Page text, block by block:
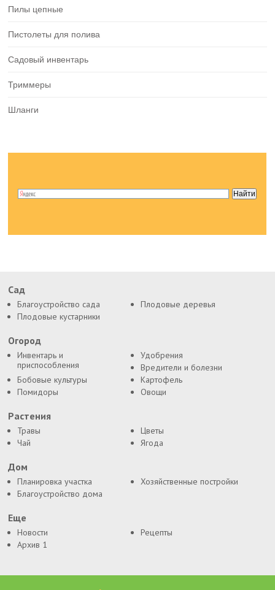
Пилы цепные
Пистолеты для полива
Садовый инвентарь
Триммеры
Шланги
Сад
Благоустройство сада
Плодовые деревья
Плодовые кустарники
Огород
Инвентарь и
приспособления
Удобрения
Вредители и болезни
Бобовые культуры
Картофель
Помидоры
Овощи
Растения
Травы
Цветы
Чай
Ягода
Дом
Планировка участка
Хозяйственные постройки
Благоустройство дома
Еще
Новости
Рецепты
Архив 1